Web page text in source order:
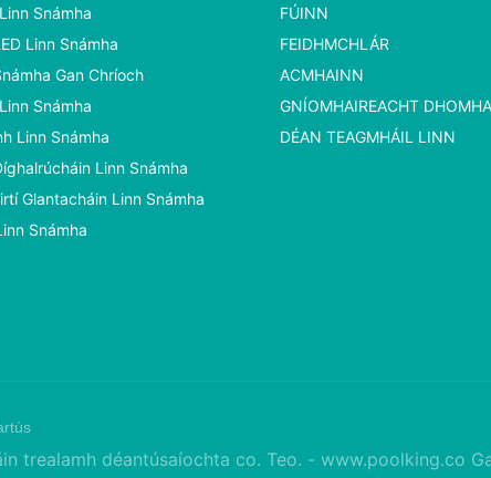
Snámha
Linn Snámha
Gan Chríoch
Snámha
Linn Snámha
Linn Snámha
Glantacháin Linn Snámha
Snámha
FÚINN
FEIDHMCHLÁR
ACMHAINN
GNÍOMHAIREACHT
DÉAN TEAGMHÁIL LINN
trealamh déantúsaíochta co. Teo. - www.poolking.co